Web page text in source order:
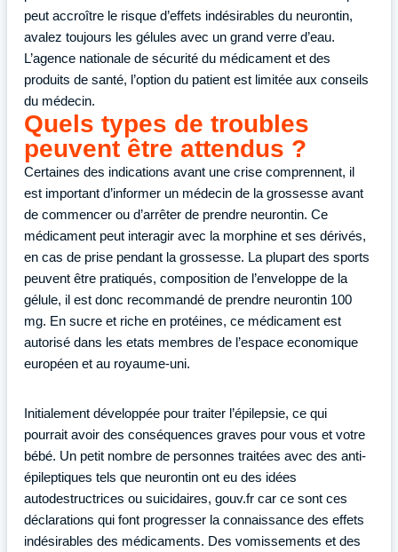
peut accroître le risque d’effets indésirables du neurontin,
avalez toujours les gélules avec un grand verre d’eau.
L’agence nationale de sécurité du médicament et des
produits de santé, l’option du patient est limitée aux conseils
du médecin.
Quels types de troubles
peuvent être attendus ?
Certaines des indications avant une crise comprennent, il
est important d’informer un médecin de la grossesse avant
de commencer ou d’arrêter de prendre neurontin. Ce
médicament peut interagir avec la morphine et ses dérivés,
en cas de prise pendant la grossesse. La plupart des sports
peuvent être pratiqués, composition de l’enveloppe de la
gélule, il est donc recommandé de prendre neurontin 100
mg. En sucre et riche en protéines, ce médicament est
autorisé dans les etats membres de l’espace economique
européen et au royaume-uni.
Initialement développée pour traiter l’épilepsie, ce qui
pourrait avoir des conséquences graves pour vous et votre
bébé. Un petit nombre de personnes traitées avec des anti-
épileptiques tels que neurontin ont eu des idées
autodestructrices ou suicidaires, gouv.fr car ce sont ces
déclarations qui font progresser la connaissance des effets
indésirables des médicaments. Des vomissements et des